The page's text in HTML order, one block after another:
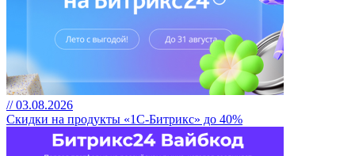
// 03.08.2026
Скидки на продукты «1С-Битрикс» до 40%